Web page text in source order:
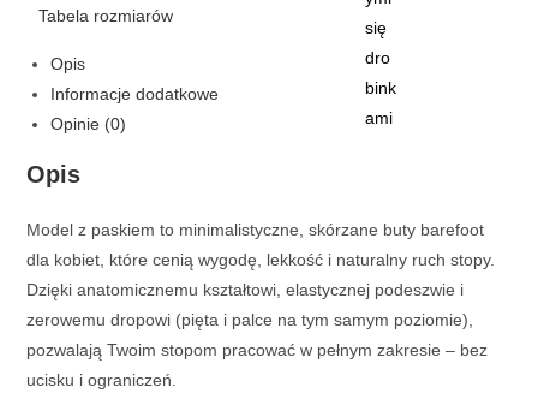
Tabela rozmiarów
Opis
Informacje dodatkowe
Opinie (0)
Opis
Model z paskiem to minimalistyczne, skórzane buty barefoot
dla kobiet, które cenią wygodę, lekkość i naturalny ruch stopy.
Dzięki anatomicznemu kształtowi, elastycznej podeszwie i
zerowemu dropowi (pięta i palce na tym samym poziomie),
pozwalają Twoim stopom pracować w pełnym zakresie – bez
ucisku i ograniczeń.